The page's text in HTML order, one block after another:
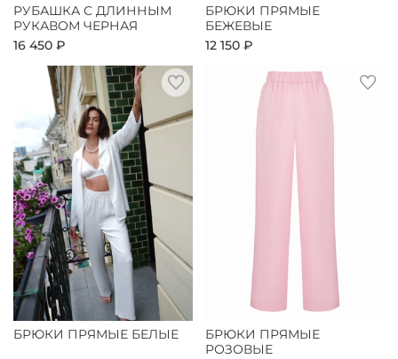
РУБАШКА С ДЛИННЫМ
РУКАВОМ ЧЕРНАЯ
16 450 ₽
БРЮКИ ПРЯМЫЕ
БЕЖЕВЫЕ
12 150 ₽
БРЮКИ ПРЯМЫЕ БЕЛЫЕ
БРЮКИ ПРЯМЫЕ
РОЗОВЫЕ